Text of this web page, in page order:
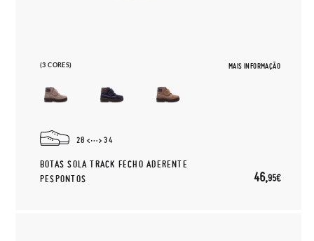
(3 CORES) MAIS INFORMAÇÃO
28 34
BOTAS SOLA TRACK FECHO ADERENTE
PESPONTOS
46,95€